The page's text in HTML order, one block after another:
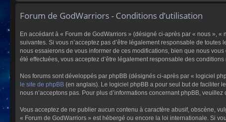
s
Forum de GodWarriors - Conditions d’utilisation
En accédant à « Forum de GodWarriors » (désigné ci-après par « nous »,
suivantes. Si vous n’acceptez pas d’être légalement responsable de
nous essaierons de vous informer de ces modifications, bien que nous
été effectuées, vous acceptez d’être légalement responsable des conditions
Nos forums sont développés par phpBB (désignés ci-après par « logiciel
le site de phpBB (en anglais). Le logiciel phpBB a pour seul but de faciliter
nous n’acceptons pas. Pour plus d’informations concernant phpBB, veuillez
Vous acceptez de ne publier aucun contenu à caractère abusif, obscène,
« Forum de GodWarriors » est hébergé ou encore la loi internationale. Si